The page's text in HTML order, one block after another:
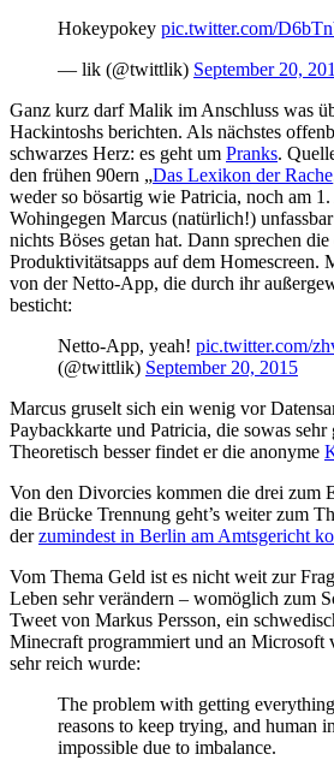
Hokeypokey pic.twitter.com/
— lik (@twittlik) September 20,
Ganz kurz darf Malik im Anschluss was
Hackintoshs berichten. Als nächstes
schwarzes Herz: es geht um Pranks.
den frühen 90ern „Das Lexikon der Rache
weder so bösartig wie Patricia, noch am
Wohingegen Marcus (natürlich!)
nichts Böses getan hat. Dann sprechen
Produktivitätsapps auf dem Homescreen.
von der Netto-App, die durch ihr
besticht:
Netto-App, yeah! pic.twitter.com/
(@twittlik) September 20, 2015
Marcus gruselt sich ein wenig vor
Paybackkarte und Patricia, die sowas sehr
Theoretisch besser findet er die anonyme
Von den Divorcies kommen die drei zum
die Brücke Trennung geht’s weiter zum
derzumindest in Berlin am Amtsgericht
Vom Thema Geld ist es nicht weit zur
Leben sehr verändern – womöglich zum
Tweet von Markus Persson, ein
Minecraft programmiert und an Microsoft
sehr reich wurde:
The problem with getting
reasons to keep trying, and human
impossible due to imbalance.